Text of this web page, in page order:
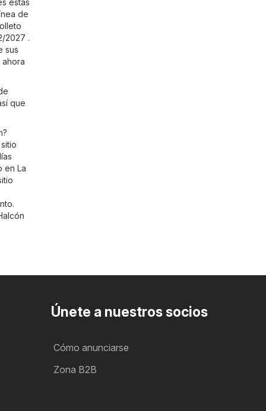
estás
de
2027 .
sus
que
en La
Únete a nuestros socios
Cómo anunciarse
Zona B2B